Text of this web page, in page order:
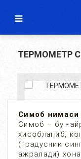
ТЕРМОМЕТР
Симоб нимаси
Симоб – бу
хисобланиб,
(градусник
ажралади)